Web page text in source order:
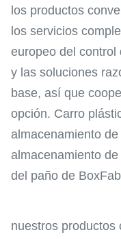
los productos
los servicios
europeo del control
y las soluciones
base, así que
opción. Carro
almacenamiento
almacenamiento
del paño de
nuestros productos